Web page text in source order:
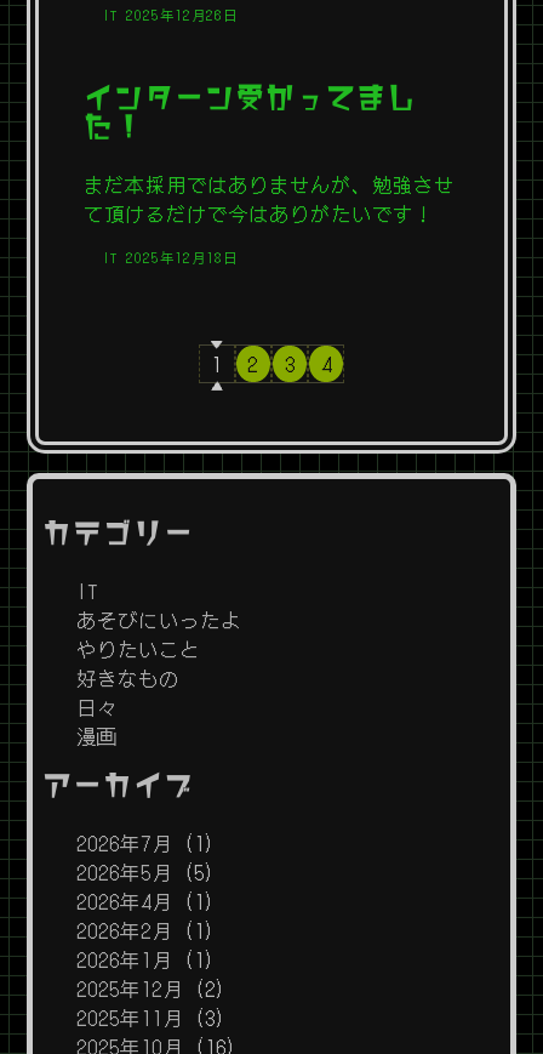
IT 2025年12月26日
インターン受かってまし
た！
まだ本採用ではありませんが、勉強させ
て頂けるだけで今はありがたいです！
IT 2025年12月18日
1 2 3 4
カテゴリー
IT
あそびにいったよ
やりたいこと
好きなもの
日々
漫画
アーカイブ
2026年7月
(1)
2026年5月
(5)
2026年4月
(1)
2026年2月
(1)
2026年1月
(1)
2025年12月
(2)
2025年11月
(3)
2025年10月
(16)